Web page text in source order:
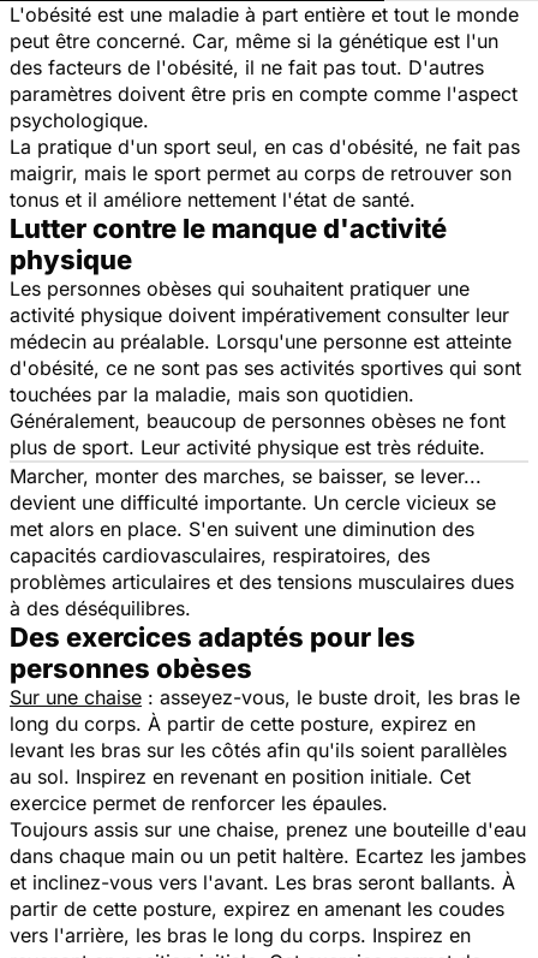
L'obésité est une maladie à part entière et tout le monde
peut être concerné. Car, même si la génétique est l'un
des facteurs de l'obésité, il ne fait pas tout. D'autres
paramètres doivent être pris en compte comme l'aspect
psychologique.
La pratique d'un sport seul, en cas d'obésité, ne fait pas
maigrir, mais le sport permet au corps de retrouver son
tonus et il améliore nettement l'état de santé.
Lutter contre le manque d'activité
physique
Les personnes obèses qui souhaitent pratiquer une
activité physique doivent impérativement consulter leur
médecin au préalable. Lorsqu'une personne est atteinte
d'obésité, ce ne sont pas ses activités sportives qui sont
touchées par la maladie, mais son quotidien.
Généralement, beaucoup de personnes obèses ne font
plus de sport. Leur activité physique est très réduite.
Marcher, monter des marches, se baisser, se lever...
devient une difficulté importante. Un cercle vicieux se
met alors en place. S'en suivent une diminution des
capacités cardiovasculaires, respiratoires, des
problèmes articulaires et des tensions musculaires dues
à des déséquilibres.
Des exercices adaptés pour les
personnes obèses
Sur une chaise : asseyez-vous, le buste droit, les bras le
long du corps. À partir de cette posture, expirez en
levant les bras sur les côtés afin qu'ils soient parallèles
au sol. Inspirez en revenant en position initiale. Cet
exercice permet de renforcer les épaules.
Toujours assis sur une chaise, prenez une bouteille d'eau
dans chaque main ou un petit haltère. Ecartez les jambes
et inclinez-vous vers l'avant. Les bras seront ballants. À
partir de cette posture, expirez en amenant les coudes
vers l'arrière, les bras le long du corps. Inspirez en